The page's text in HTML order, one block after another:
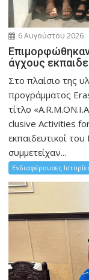
6 Αυγούστου 2026
άγχους
Στο πλαίσιο της
προγράμματος
τίτλο
clusive Activities
εκπαιδευτικοί
συμμετείχαν...
Ενδιαφέρουσες